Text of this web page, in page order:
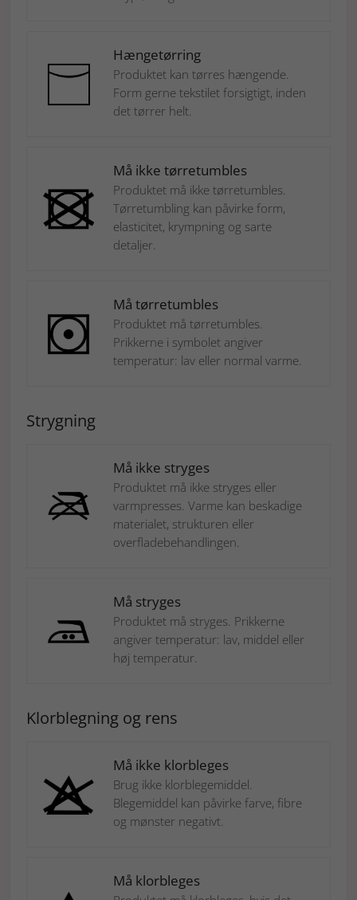
Hængetørring
Produktet kan tørres hængende.
Form gerne tekstilet forsigtigt, inden
det tørrer helt.
Må ikke tørretumbles
Produktet må ikke tørretumbles.
Tørretumbling kan påvirke form,
elasticitet, krympning og sarte
detaljer.
Må tørretumbles
Produktet må tørretumbles.
Prikkerne i symbolet angiver
temperatur: lav eller normal varme.
Strygning
Må ikke stryges
Produktet må ikke stryges eller
varmpresses. Varme kan beskadige
materialet, strukturen eller
overfladebehandlingen.
Må stryges
Produktet må stryges. Prikkerne
angiver temperatur: lav, middel eller
høj temperatur.
Klorblegning og rens
Må ikke klorbleges
Brug ikke klorblegemiddel.
Blegemiddel kan påvirke farve, fibre
og mønster negativt.
Må klorbleges